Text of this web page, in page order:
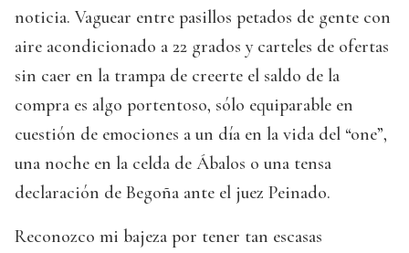
noticia. Vaguear entre pasillos petados de gente con
aire acondicionado a 22 grados y carteles de ofertas
sin caer en la trampa de creerte el saldo de la
compra es algo portentoso, sólo equiparable en
cuestión de emociones a un día en la vida del “one”,
una noche en la celda de Ábalos o una tensa
declaración de Begoña ante el juez Peinado.
Reconozco mi bajeza por tener tan escasas